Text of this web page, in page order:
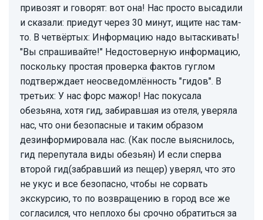
привозят и говорят: вот она! Нас просто высадили
и сказали: приедут через 30 минут, ищите нас там-
то. В четвёртых: Информацию надо вытаскивать!
"Вы спрашивайте!" Недостоверную информацию,
поскольку простая проверка фактов гуглом
подтверждает неосведомлённость "гидов". В
третьих: У нас форс мажор! Нас покусала
обезьяна, хотя гид, забиравшая из отеля, уверяла
нас, что они безопасные и таким образом
дезинформировала нас. (Как после выяснилось,
гид перепутала виды обезьян) И если сперва
второй гид(забравший из пещер) уверял, что это
не укус и все безопасно, чтобы не сорвать
экскурсию, то по возвращению в город все же
согласился, что неплохо бы срочно обратиться за